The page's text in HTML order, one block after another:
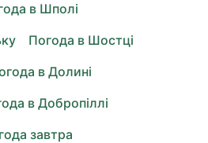
в Шполі
Погода в Шостці
в Долині
в Добропіллі
завтра